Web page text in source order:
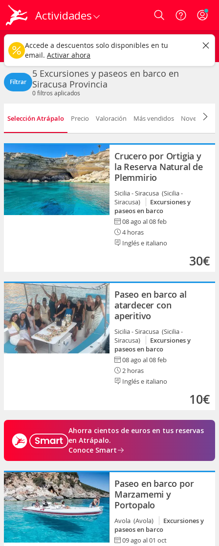
Actividades Login
Siracusa
Excursiones y paseos en barco Cualquier fecha
CAMBIAR
Filtrar
5 Excursiones y paseos en barco en
Siracusa Provincia
0filtros aplicados
Selección Atrápalo Precio Valoración Más vendidos Novedad
Crucero por Ortigia y
la Reserva Natural de
Plemmirio
Sicilia - Siracusa (Sicilia -
Siracusa)
Excursiones y
paseos en barco
08 ago al 08 feb
4 horas
Inglés e italiano
30€
Paseo en barco al
atardecer con
aperitivo
Sicilia - Siracusa (Sicilia -
Siracusa)
Excursiones y
paseos en barco
08 ago al 08 feb
2 horas
Inglés e italiano
10€
Ahorra cientos de euros en tus reservas
en Atrápalo.
Conoce Smart
Paseo en barco por
Marzamemi y
Portopalo
Avola (Avola)
Excursiones y
paseos en barco
09 ago al 01 oct
Accede a descuentos solo disponibles en tu
email. Activar ahora